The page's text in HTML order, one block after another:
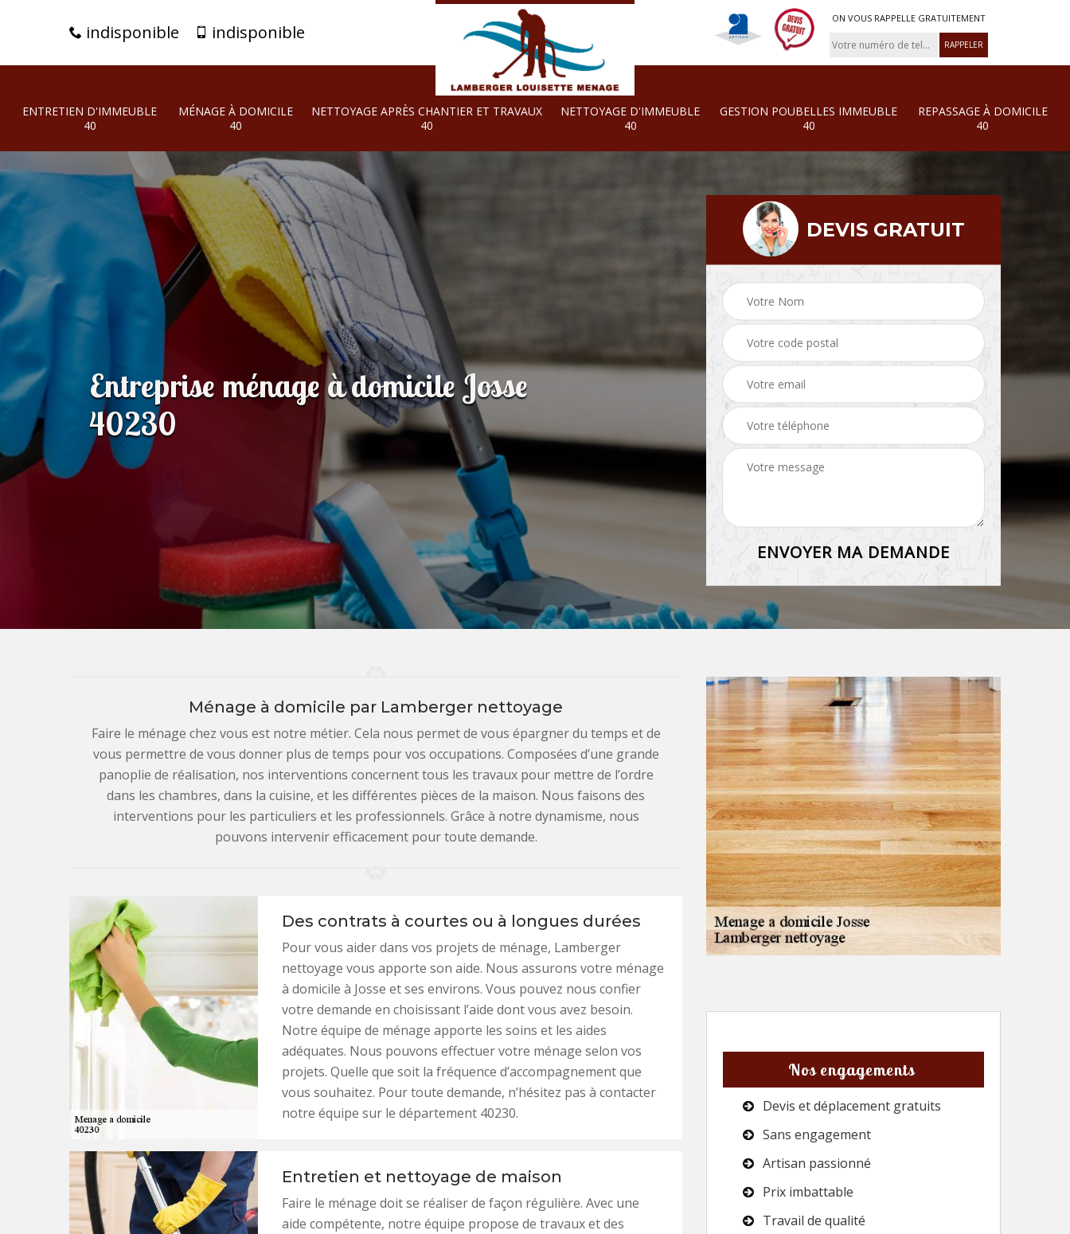
indisponible indisponible
ON VOUS RAPPELLE GRATUITEMENT
ENTRETIEN D'IMMEUBLE
40
MÉNAGE À DOMICILE
40
NETTOYAGE APRÈS CHANTIER ET TRAVAUX
40
NETTOYAGE D'IMMEUBLE
40
GESTION POUBELLES IMMEUBLE
40
REPASSAGE À DOMICILE
40
Entreprise ménage à domicile Josse
40230
DEVIS GRATUIT
Ménage à domicile par Lamberger nettoyage
Faire le ménage chez vous est notre métier. Cela nous permet de vous épargner du temps et de
vous permettre de vous donner plus de temps pour vos occupations. Composées d’une grande
panoplie de réalisation, nos interventions concernent tous les travaux pour mettre de l’ordre
dans les chambres, dans la cuisine, et les différentes pièces de la maison. Nous faisons des
interventions pour les particuliers et les professionnels. Grâce à notre dynamisme, nous
pouvons intervenir efficacement pour toute demande.
Des contrats à courtes ou à longues durées
Pour vous aider dans vos projets de ménage, Lamberger
nettoyage vous apporte son aide. Nous assurons votre ménage
à domicile à Josse et ses environs. Vous pouvez nous confier
votre demande en choisissant l’aide dont vous avez besoin.
Notre équipe de ménage apporte les soins et les aides
adéquates. Nous pouvons effectuer votre ménage selon vos
projets. Quelle que soit la fréquence d’accompagnement que
vous souhaitez. Pour toute demande, n’hésitez pas à contacter
notre équipe sur le département 40230.
Entretien et nettoyage de maison
Faire le ménage doit se réaliser de façon régulière. Avec une
aide compétente, notre équipe propose de travaux et des
Nos engagements
Devis et déplacement gratuits
Sans engagement
Artisan passionné
Prix imbattable
Travail de qualité